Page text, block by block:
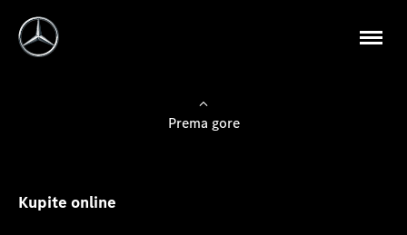
Prema gore
Kupite online